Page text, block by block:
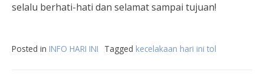
selalu berhati-hati dan selamat sampai tujuan!
Posted in INFO HARI INI Tagged kecelakaan hari ini tol